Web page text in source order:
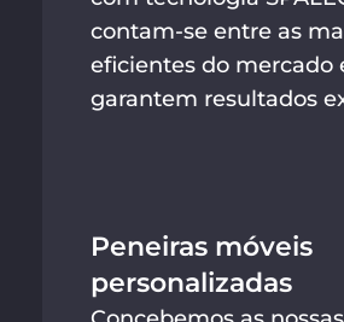
contam-se entre as
eficientes do mercado
garantem resultados
Peneiras móveis
personalizadas